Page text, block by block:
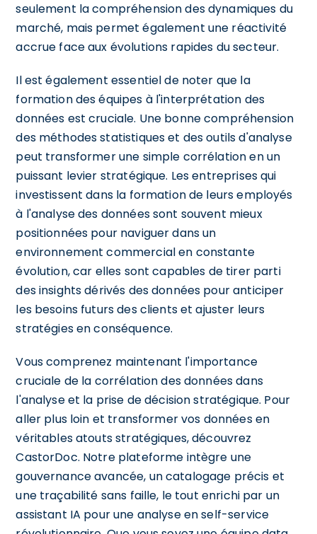
seulement la compréhension des dynamiques du
marché, mais permet également une réactivité
accrue face aux évolutions rapides du secteur.
Il est également essentiel de noter que la
formation des équipes à l'interprétation des
données est cruciale. Une bonne compréhension
des méthodes statistiques et des outils d'analyse
peut transformer une simple corrélation en un
puissant levier stratégique. Les entreprises qui
investissent dans la formation de leurs employés
à l'analyse des données sont souvent mieux
positionnées pour naviguer dans un
environnement commercial en constante
évolution, car elles sont capables de tirer parti
des insights dérivés des données pour anticiper
les besoins futurs des clients et ajuster leurs
stratégies en conséquence.
Vous comprenez maintenant l'importance
cruciale de la corrélation des données dans
l'analyse et la prise de décision stratégique. Pour
aller plus loin et transformer vos données en
véritables atouts stratégiques, découvrez
CastorDoc. Notre plateforme intègre une
gouvernance avancée, un catalogage précis et
une traçabilité sans faille, le tout enrichi par un
assistant IA pour une analyse en self-service